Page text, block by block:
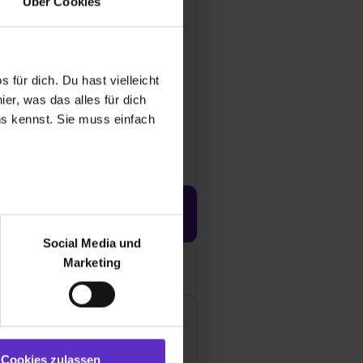
für dich. Du hast vielleicht
was das alles für dich
kennst. Sie muss einfach
bei Benutzung der
zu analysieren
soziale Medien, Werbung
Marketing“). Unsere
bereitgestellt hast oder die
auch damit
Social Media und
Marketing
Cookies zulassen
Jetzt aktivieren